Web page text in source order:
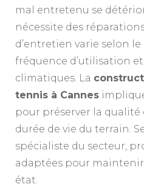
mal entretenu se
nécessite des
d’entretien varie selon
fréquence d’utilisation
climatiques. La
tennis à Cannes
pour préserver la
durée de vie du terrain.
spécialiste du secteur,
adaptées pour
état.